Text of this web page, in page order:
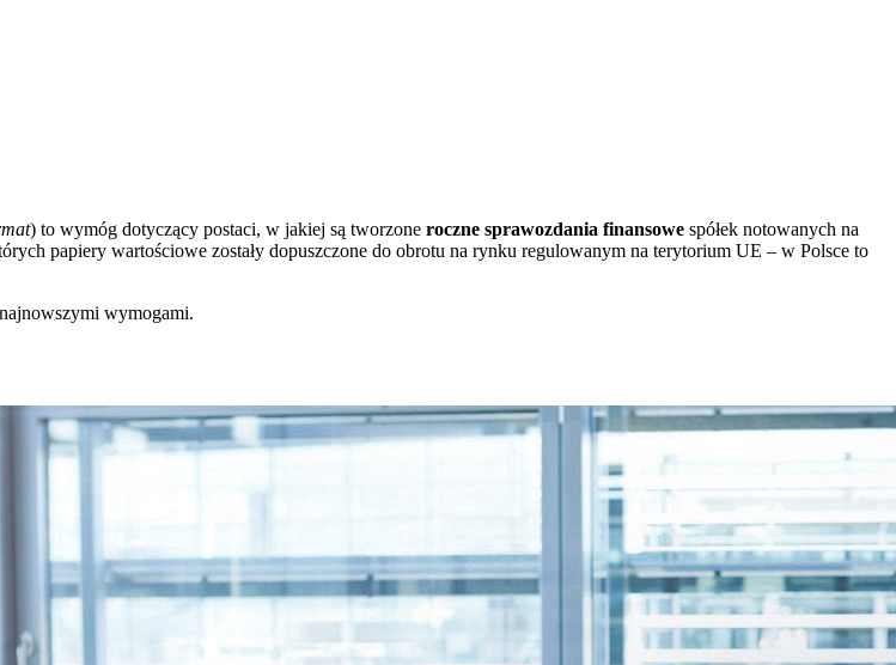
) to wymóg dotyczący postaci, w jakiej są tworzone roczne sprawozdania finansowe spółek notowanych na
papiery wartościowe zostały dopuszczone do obrotu na rynku regulowanym na terytorium UE – w Polsce to
wymogami.